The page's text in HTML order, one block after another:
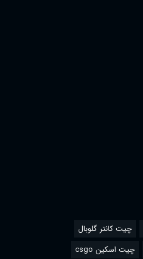
چیت کانتر گلوبال
چیت اسکین csgo